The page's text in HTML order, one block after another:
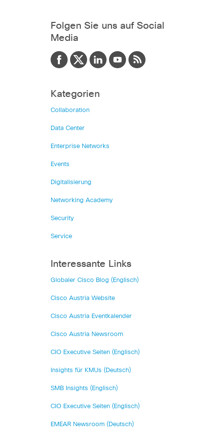
Folgen Sie uns auf Social
Media
Kategorien
Collaboration
Data Center
Enterprise Networks
Events
Digitalisierung
Networking Academy
Security
Service
Interessante Links
Globaler Cisco Blog (Englisch)
Cisco Austria Website
Cisco Austria Eventkalender
Cisco Austria Newsroom
CIO Executive Seiten (Englisch)
Insights für KMUs (Deutsch)
SMB Insights (Englisch)
CIO Executive Seiten (Englisch)
EMEAR Newsroom (Deutsch)